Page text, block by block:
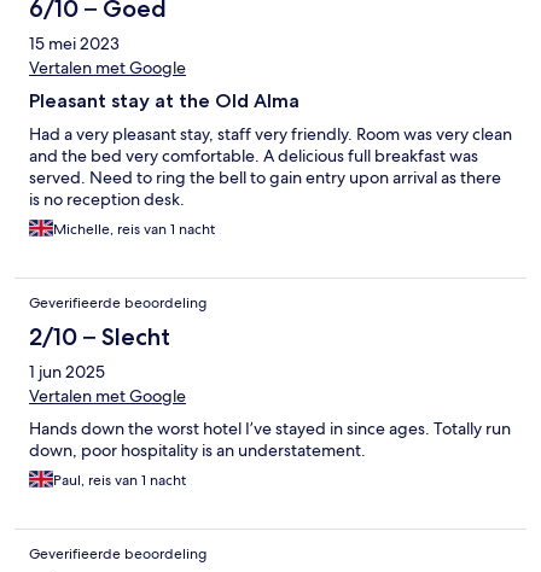
6/10 – Goed
15 mei 2023
Vertalen met Google
Pleasant stay at the Old Alma
Had a very pleasant stay, staff very friendly. Room was very clean
and the bed very comfortable. A delicious full breakfast was
served. Need to ring the bell to gain entry upon arrival as there
is no reception desk.
Michelle, reis van 1 nacht
Geverifieerde beoordeling
2/10 – Slecht
1 jun 2025
Vertalen met Google
Hands down the worst hotel I’ve stayed in since ages. Totally run
down, poor hospitality is an understatement.
Paul, reis van 1 nacht
Geverifieerde beoordeling